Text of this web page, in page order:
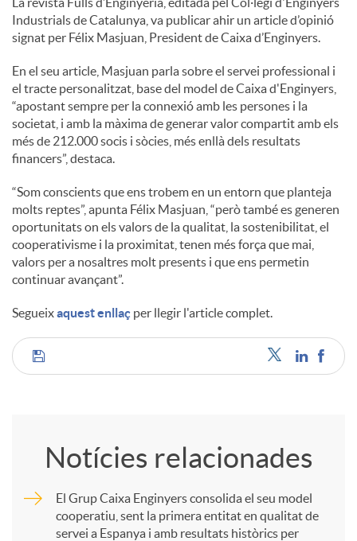
c
o
n
t
i
n
g
s
Industrials de Catalunya, va publicar ahir un article d’opinió
signat per Félix Masjuan, President de Caixa d’Enginyers.
En el seu article, Masjuan parla sobre el servei professional i
el tracte personalitzat, base del model de Caixa d'Enginyers,
“apostant sempre per la connexió amb les persones i la
societat, i amb la màxima de generar valor compartit amb els
més de 212.000 socis i sòcies, més enllà dels resultats
financers”, destaca.
“Som conscients que ens trobem en un entorn que planteja
molts reptes”, apunta Félix Masjuan, “però també es generen
oportunitats on els valors de la qualitat, la sostenibilitat, el
cooperativisme i la proximitat, tenen més força que mai,
valors per a nosaltres molt presents i que ens permetin
continuar avançant”.
Segueixaquest enllaç per llegir l'article complet.
C
Notícies relacionades
El Grup Caixa Enginyers consolida el seu model
cooperatiu, sent la primera entitat en qualitat de
servei a Espanya i amb resultats històrics per